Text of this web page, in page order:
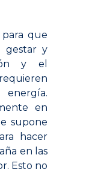
que
gestar y
y el
en
supone
hacer
en las
Esto no